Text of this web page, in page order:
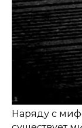
Наряду с